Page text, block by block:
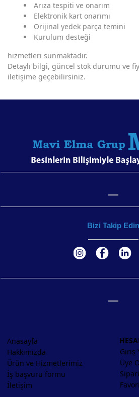
Arıza tespiti ve onarım
Elektronik kart onarımı
Orijinal yedek parça temini
Kurulum desteği
hizmetleri sunmaktadır.
Detaylı bilgi, güncel stok durumu ve
iletişime geçebilirsiniz.
Bizi Takip Edin
Anasayfa
Hakkımızda
Ürün ve Hizmetlerimiz
İş başvuru formu
İletişim
Giriş
Üye